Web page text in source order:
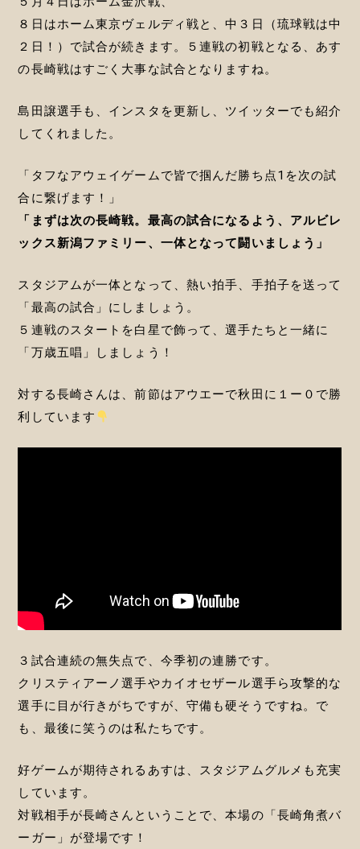
８日はホーム東京ヴェルディ戦と、中３日（琉球戦は中
２日！）で試合が続きます。５連戦の初戦となる、あす
の長崎戦はすごく大事な試合となりますね。
島田譲選手も、インスタを更新し、ツイッターでも紹介
してくれました。
「タフなアウェイゲームで皆で掴んだ勝ち点1を次の試
合に繋げます！」
「まずは次の長崎戦。最高の試合になるよう、アルビレ
ックス新潟ファミリー、一体となって闘いましょう」
スタジアムが一体となって、熱い拍手、手拍子を送って
「最高の試合」にしましょう。
５連戦のスタートを白星で飾って、選手たちと一緒に
「万歳五唱」しましょう！
対する長崎さんは、前節はアウエーで秋田に１ー０で勝
利しています
３試合連続の無失点で、今季初の連勝です。
クリスティアーノ選手やカイオセザール選手ら攻撃的な
選手に目が行きがちですが、守備も硬そうですね。で
も、最後に笑うのは私たちです。
好ゲームが期待されるあすは、スタジアムグルメも充実
しています。
対戦相手が長崎さんということで、本場の「長崎角煮バ
ーガー」が登場です！